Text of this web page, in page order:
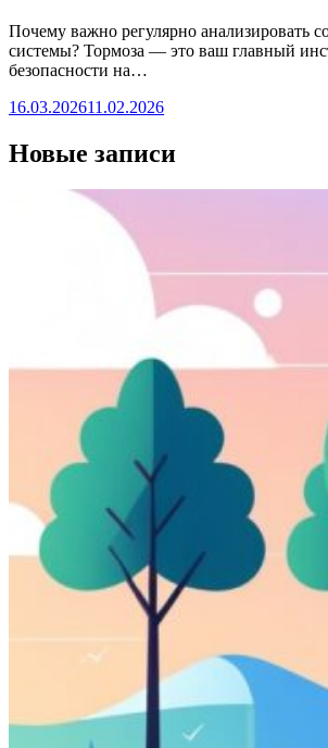
Почему важно регулярно анализировать
системы? Тормоза — это ваш главный
безопасности на…
16.03.202611.02.2026
Новые записи